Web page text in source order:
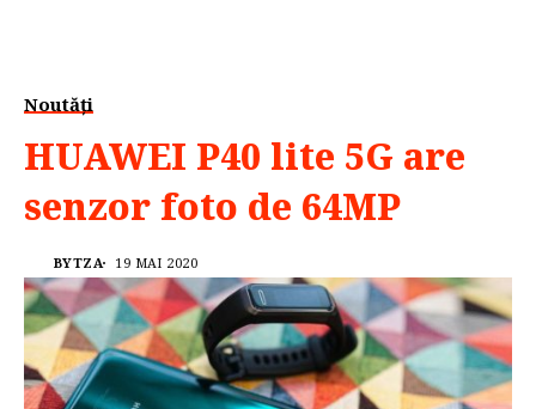
Noutăți
HUAWEI P40 lite 5G are
senzor foto de 64MP
BYTZA 19 MAI 2020